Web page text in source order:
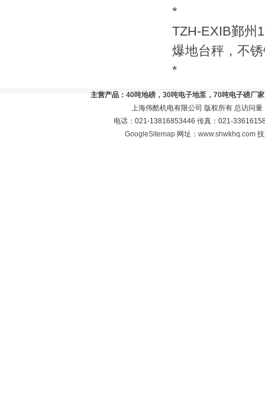
*
TZH-EXIB鄞州
爆地台秤，不
*
主营产品： 40吨地磅，30吨电子地泵，70吨电子磅厂
上海伟酷机电有限公司 版权所有 总访问量
电话：021-13816853446 传真：021-
GoogleSitemap 网址：www.shwkhq.com